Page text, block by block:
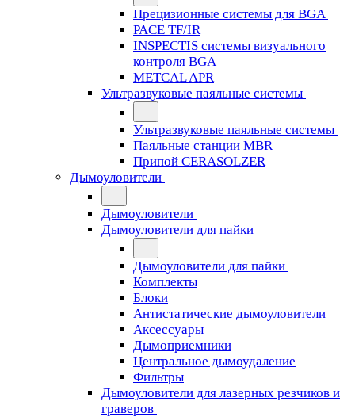
Прецизионные системы для BGA
PACE TF/IR
INSPECTIS системы визуального
контроля BGA
METCAL APR
Ультразвуковые паяльные системы
Ультразвуковые паяльные системы
Паяльные станции MBR
Припой CERASOLZER
Дымоуловители
Дымоуловители
Дымоуловители для пайки
Дымоуловители для пайки
Комплекты
Блоки
Антистатические дымоуловители
Аксессуары
Дымоприемники
Центральное дымоудаление
Фильтры
Дымоуловители для лазерных резчиков и
граверов